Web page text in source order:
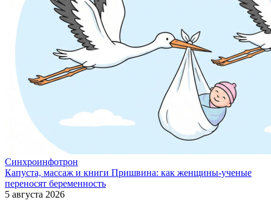
Синхроинфотрон
Капуста, массаж и книги Пришвина: как женщины-ученые
переносят беременность
5 августа 2026